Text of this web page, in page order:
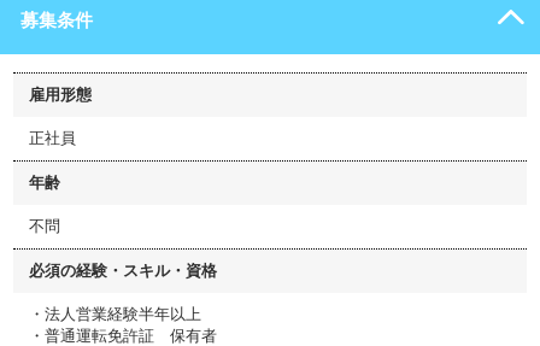
募集条件
雇用形態
正社員
年齢
不問
必須の経験・スキル・資格
・法人営業経験半年以上
・普通運転免許証 保有者